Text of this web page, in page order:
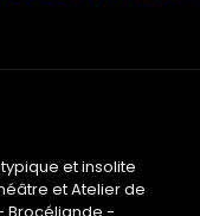
et insolite
et Atelier de